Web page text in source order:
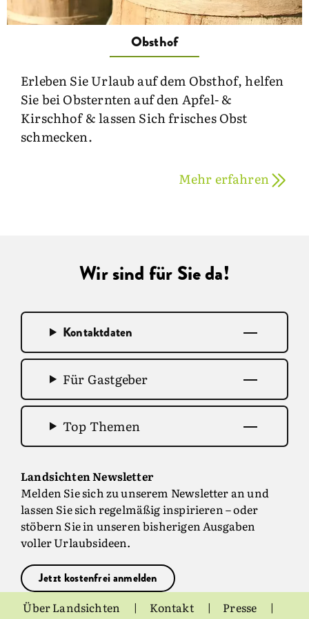
Obsthof
Erleben Sie Urlaub auf dem Obsthof, helfen
Sie bei Obsternten auf den Apfel- &
Kirschhof & lassen Sich frisches Obst
schmecken.
Mehr erfahren
Wir sind für Sie da!
Kontaktdaten
Für Gastgeber
Top Themen
Landsichten Newsletter
Melden Sie sich zu unserem Newsletter an und
lassen Sie sich regelmäßig inspirieren – oder
stöbern Sie in unseren bisherigen Ausgaben
voller Urlaubsideen.
Jetzt kostenfrei anmelden
Über Landsichten Kontakt Presse